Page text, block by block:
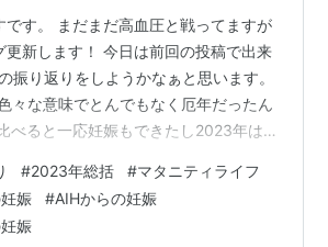
です。 まだまだ高血圧と戦ってますが
更新します！ 今日は前回の投稿で出来
振り返りをしようかなぁと思います。
々な意味でとんでもなく厄年だったん
べると一応妊娠もできたし2023年は比
〜2月 2023年3月〜4月 2023年5月〜6
2023年9月〜10月 2023年11月〜12
年明け早々生理が1週間以上遅れて
#2023年総括 #マタニティライフ
娠 #AIHからの妊娠
娠